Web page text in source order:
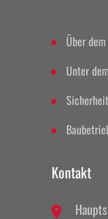
Über
Unter
Kontakt